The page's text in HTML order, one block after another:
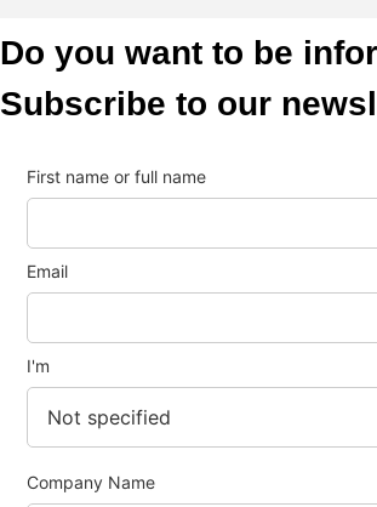
Do you want to be
Subscribe to our
First name or full name
Email
I'm
Company Name